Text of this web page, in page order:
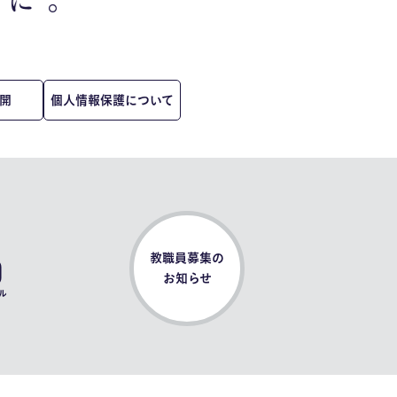
個人情報保護について
教職員募集の
お知らせ